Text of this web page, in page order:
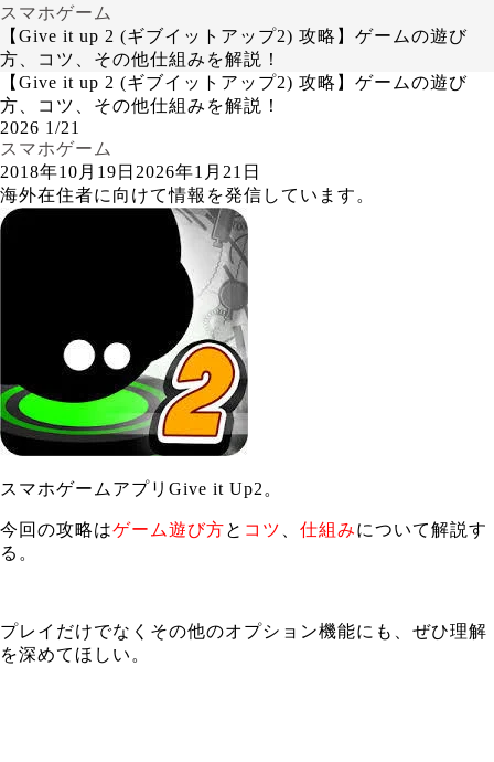
スマホゲーム
【Give it up 2 (ギブイットアップ2) 攻略】ゲームの遊び
方、コツ、その他仕組みを解説！
【Give it up 2 (ギブイットアップ2) 攻略】ゲームの遊び
方、コツ、その他仕組みを解説！
2026 1/21
スマホゲーム
2018年10月19日 2026年1月21日
海外在住者に向けて情報を発信しています。
スマホゲームアプリGive it Up2。
今回の攻略はゲーム遊び方と コツ 仕組みについて解説す
る。
プレイだけでなくその他のオプション機能にも、ぜひ理解
を深めてほしい。